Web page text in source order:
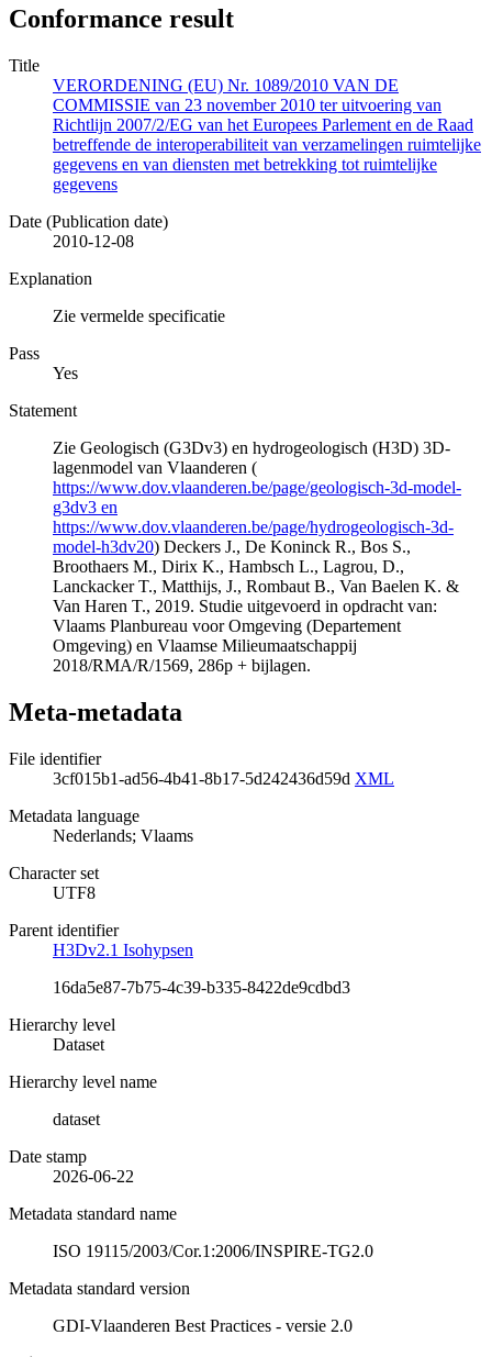
Conformance result
Title
VERORDENING (EU) Nr. 1089/2010 VAN DE
COMMISSIE van 23 november 2010 ter uitvoering van
Richtlijn 2007/2/EG van het Europees Parlement en de Raad
betreffende de interoperabiliteit van verzamelingen ruimtelijke
gegevens en van diensten met betrekking tot ruimtelijke
gegevens
Date (Publication date)
2010-12-08
Explanation
Zie vermelde specificatie
Pass
Yes
Statement
Zie Geologisch (G3Dv3) en hydrogeologisch (H3D) 3D-
lagenmodel van Vlaanderen (
https://www.dov.vlaanderen.be/page/geologisch-3d-model-
g3dv3 en
https://www.dov.vlaanderen.be/page/hydrogeologisch-3d-
model-h3dv20) Deckers J., De Koninck R., Bos S.,
Broothaers M., Dirix K., Hambsch L., Lagrou, D.,
Lanckacker T., Matthijs, J., Rombaut B., Van Baelen K. &
Van Haren T., 2019. Studie uitgevoerd in opdracht van:
Vlaams Planbureau voor Omgeving (Departement
Omgeving) en Vlaamse Milieumaatschappij
2018/RMA/R/1569, 286p + bijlagen.
Meta-metadata
File identifier
3cf015b1-ad56-4b41-8b17-5d242436d59d XML
Metadata language
Nederlands; Vlaams
Character set
UTF8
Parent identifier
H3Dv2.1 Isohypsen
16da5e87-7b75-4c39-b335-8422de9cdbd3
Hierarchy level
Dataset
Hierarchy level name
dataset
Date stamp
2026-06-22
Metadata standard name
ISO 19115/2003/Cor.1:2006/INSPIRE-TG2.0
Metadata standard version
GDI-Vlaanderen Best Practices - versie 2.0